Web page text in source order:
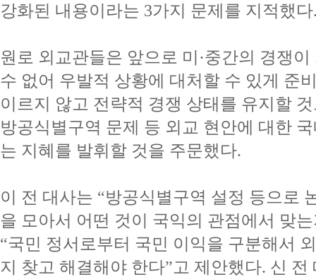
강화된 내용이라는 3가지 문제를 지적했다
원로 외교관들은 앞으로 미·중간의 경쟁
수 없어 우발적 상황에 대처할 수 있게 준
이르지 않고 전략적 경쟁 상태를 유지할
방공식별구역 문제 등 외교 현안에 대한
는 지혜를 발휘할 것을 주문했다.
이 전 대사는 “방공식별구역 설정 등으로
을 모아서 어떤 것이 국익의 관점에서 맞
“국민 정서로부터 국민 이익을 구분해서
지 찾고 해결해야 한다”고 제안했다. 신